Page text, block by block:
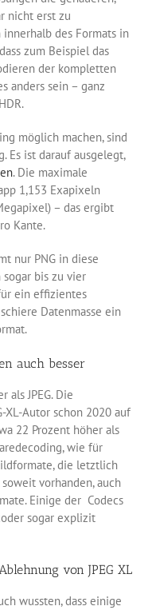
nicht erst zu
des Formats in
zum Beispiel das
der kompletten
anders sein – ganz
möglich machen, sind
ist darauf ausgelegt,
. Die maximale
1,153 Exapixeln
– das ergibt
Kante.
nur PNG in diese
sogar bis zu vier
ein effizientes
Datenmasse ein
auch besser
als JPEG. Die
XL-Autor schon 2020 auf
22 Prozent höher als
wie für
die letztlich
vorhanden, auch
Einige der Codecs
sogar explizit
von JPEG XL
wussten, dass einige